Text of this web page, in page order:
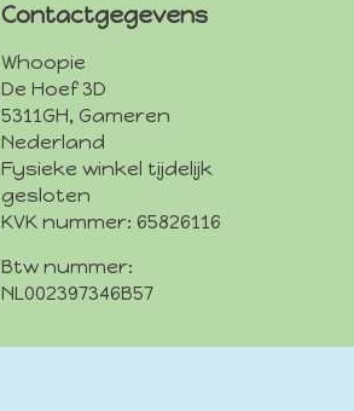
Contactgegevens
Whoopie
De Hoef 3D
5311GH, Gameren
Nederland
Fysieke winkel tijdelijk
gesloten
KVK nummer: 65826116
Btw nummer:
NL002397346B57